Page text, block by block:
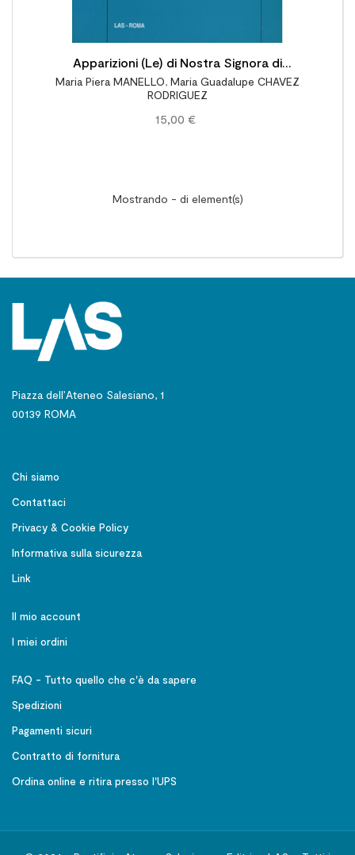
Apparizioni (Le) di Nostra Signora di
Guadalupe. Una lettura catechetica
Maria Piera MANELLO, Maria Guadalupe CHAVEZ
RODRIGUEZ
15,00 €
Mostrando - di element(s)
Piazza dell’Ateneo Salesiano, 1
00139 ROMA
Chi siamo
Contattaci
Privacy & Cookie Policy
Informativa sulla sicurezza
Link
Il mio account
I miei ordini
FAQ - Tutto quello che c'è da sapere
Spedizioni
Pagamenti sicuri
Contratto di fornitura
Ordina online e ritira presso l'UPS